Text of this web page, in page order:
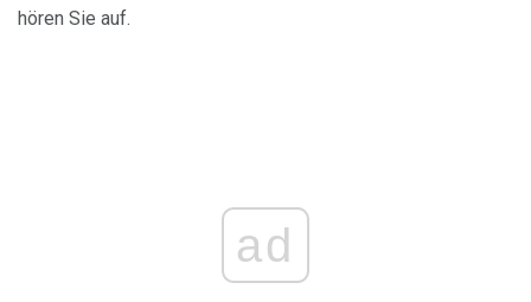
hören Sie auf.
ad